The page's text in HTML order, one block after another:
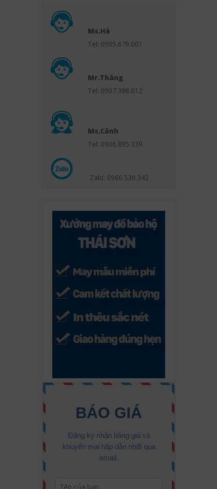
Ms.Hà
Tel: 0905.679.001
Mr.Thắng
Tel: 0907.398.012
Ms.Cảnh
Tel: 0906.895.339
Zalo: 0966.539.342